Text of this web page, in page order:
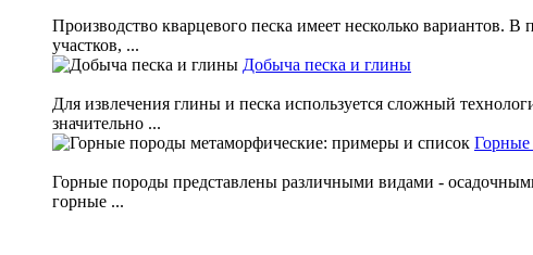
Производство кварцевого песка имеет несколько вариантов.
участков, ...
Добыча песка и глины
Для извлечения глины и песка используется сложный
значительно ...
Горные
Горные породы представлены различными видами -
горные ...